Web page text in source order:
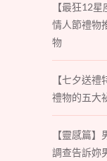
【最狂12
情人節禮物
物
【七夕送
禮物的五大
【靈感篇
調查告訴妳